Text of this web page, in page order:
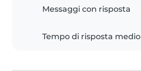
Messaggi con risposta
Tempo di risposta medio